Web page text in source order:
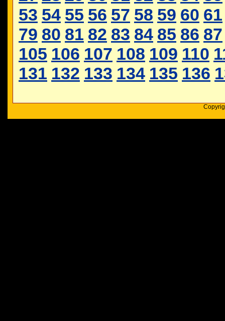
53 54 55 56 57 58 59 60 61
79 80 81 82 83 84 85 86 87
105 106 107 108 109 110
131 132 133 134 135 136